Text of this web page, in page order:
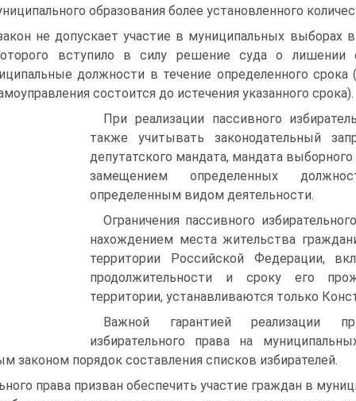
образования более установленного
не допускает участие в муниципальных выборах
вступило в силу решение суда о лишении
должности в течение определенного срока
состоится до истечения указанного срока).
При реализации пассивного
также учитывать законодательный
депутатского мандата, мандата
замещением определенных
определенным видом деятельности.
Ограничения пассивного
нахождением места жительства
территории Российской Федерации,
продолжительности и сроку его
территории, устанавливаются только
Важной гарантией реализации
избирательного права на
законом порядок составления списков избирателей.
права призван обеспечить участие граждан в